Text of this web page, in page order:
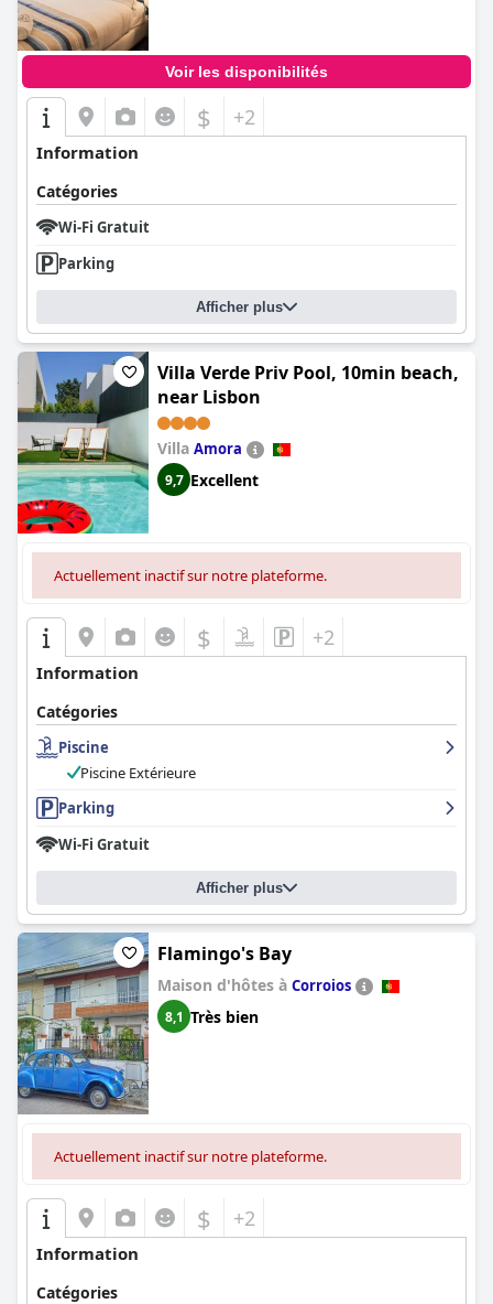
Voir les disponibilités
$ +2
Information
Catégories
Wi-Fi Gratuit
Parking
Afficher plus
Villa Verde Priv Pool, 10min beach,
near Lisbon
Villa Amora
9,7 Excellent
Actuellement inactif sur notre plateforme.
$ +2
Information
Catégories
Piscine
Piscine Extérieure
Parking
Wi-Fi Gratuit
Afficher plus
Flamingo's Bay
Maison d'hôtes à Corroios
8,1 Très bien
Actuellement inactif sur notre plateforme.
$ +2
Information
Catégories